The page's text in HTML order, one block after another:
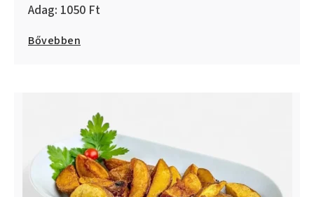
1050
Bővebben